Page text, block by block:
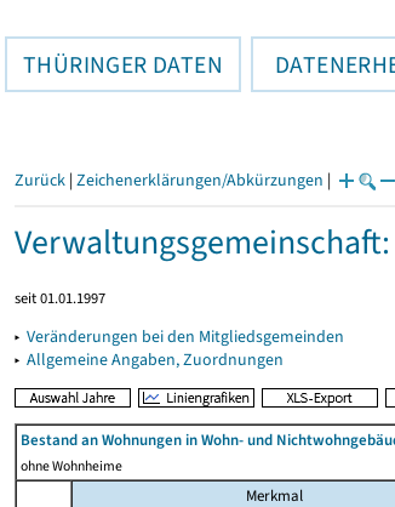
THÜRINGER DATEN
Zurück | Zeichenerklärungen/Abkürzungen |
seit 01.01.1997
▸ Veränderungen bei den Mitgliedsgemeinden
▸ Allgemeine Angaben, Zuordnungen
Bestand an Wohnungen in Wohn- und
ohne Wohnheime
Merkmal